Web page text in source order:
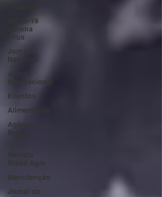
Covid-19
Corona
vírus
Jornal
Nacional
Jornal
Internacional
Eventos
Alimentação
Agência
Brasil
Brasil Agro
Manutenção
Jornal da